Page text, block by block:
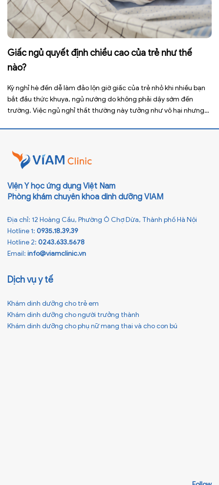
Giấc ngủ quyết định chiều cao của trẻ như thế
nào?
Kỳ nghỉ hè đến dễ làm đảo lộn giờ giấc của trẻ nhỏ khi nhiều bạn
bắt đầu thức khuya, ngủ nướng do không phải dậy sớm đến
trường. Việc ngủ nghỉ thất thường này tưởng như vô hại nhưng
Viện Y học ứng dụng Việt Nam
Phòng khám chuyên khoa dinh dưỡng VIAM
Địa chỉ: 12 Hoàng Cầu, Phường Ô Chợ Dừa, Thành phố Hà Nội
Hotline 1: 0935.18.39.39
Hotline 2: 0243.633.5678
Email: info@viamclinic.vn
Dịch vụ y tế
Khám dinh dưỡng cho trẻ em
Khám dinh dưỡng cho người trưởng thành
Khám dinh dưỡng cho phụ nữ mang thai và cho con bú